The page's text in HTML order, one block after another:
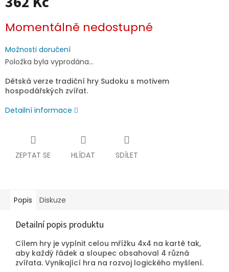
cena:
Momentálně nedostupné
Možnosti doručení
Položka byla vyprodána…
Dětská verze tradiční hry Sudoku s motivem
hospodářských zvířat.
Detailní informace
ZEPTAT SE HLÍDAT SDÍLET
Popis Diskuze
Detailní popis produktu
Cílem hry je vyplnit celou mřížku 4x4 na kartě tak,
aby každý řádek a sloupec obsahoval 4 různá
zvířata. Vynikající hra na rozvoj logického myšlení.